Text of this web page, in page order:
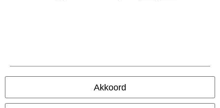
Akkoord
© 1986-2026 Large Popmerchandising BV